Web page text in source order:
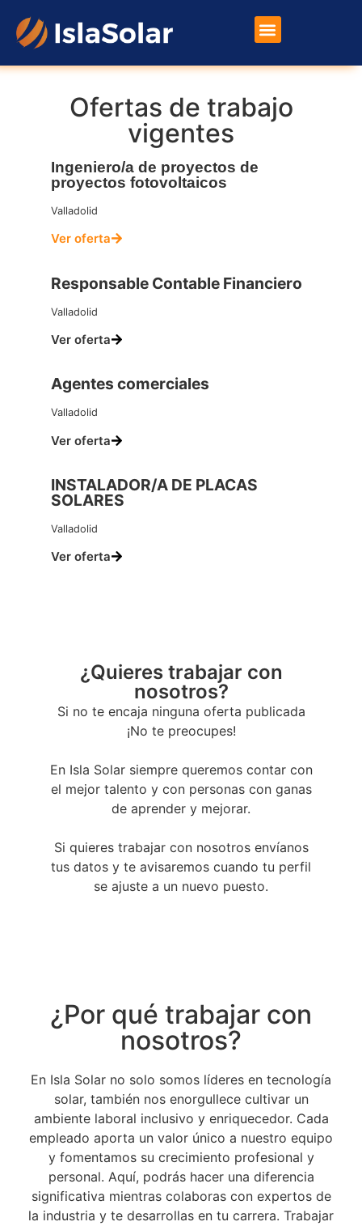
Ofertas de trabajo
vigentes
Ingeniero/a de proyectos de
proyectos fotovoltaicos
Valladolid
Ver oferta
Responsable Contable Financiero​
Valladolid
Ver oferta
Agentes comerciales
Valladolid
Ver oferta
INSTALADOR/A DE PLACAS
SOLARES
Valladolid
Ver oferta
¿Quieres trabajar con
nosotros?
Si no te encaja ninguna oferta publicada
¡No te preocupes!
En Isla Solar siempre queremos contar con
el mejor talento y con personas con ganas
de aprender y mejorar.
Si quieres trabajar con nosotros envíanos
tus datos y te avisaremos cuando tu perfil
se ajuste a un nuevo puesto.
¿Por qué trabajar con
nosotros?
En Isla Solar no solo somos líderes en tecnología
solar, también nos enorgullece cultivar un
ambiente laboral inclusivo y enriquecedor. Cada
empleado aporta un valor único a nuestro equipo
y fomentamos su crecimiento profesional y
personal. Aquí, podrás hacer una diferencia
significativa mientras colaboras con expertos de
la industria y te desarrollas en tu carrera. Trabajar